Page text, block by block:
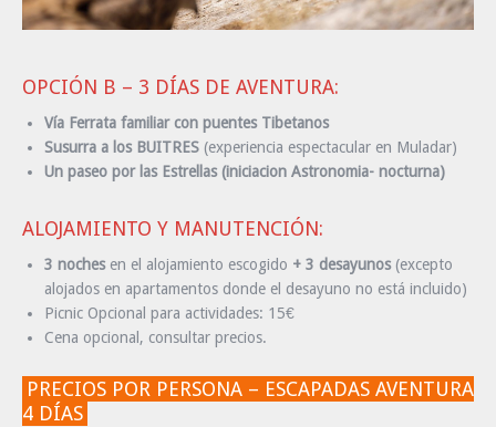
OPCIÓN B – 3 DÍAS DE AVENTURA:
Vía Ferrata familiar con puentes Tibetanos
Susurra a los BUITRES (experiencia espectacular en Muladar)
Un paseo por las Estrellas (iniciacion Astronomia- nocturna)
ALOJAMIENTO Y MANUTENCIÓN:
3 noches en el alojamiento escogido + 3 desayunos(excepto
alojados en apartamentos donde el desayuno no está incluido)
Picnic Opcional para actividades: 15€
Cena opcional, consultar precios.
PRECIOS POR PERSONA – ESCAPADAS AVENTURA
4 DÍAS